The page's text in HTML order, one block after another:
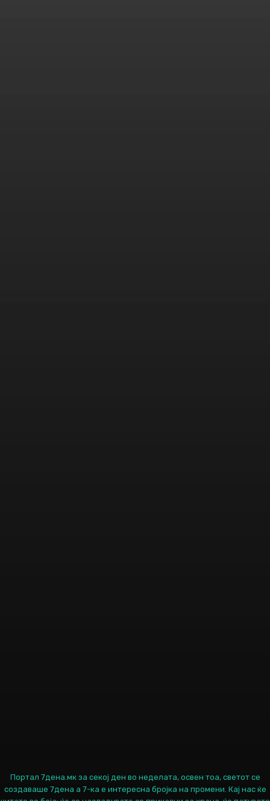
Портал 7дена.мк за секој ден во неделата, освен тоа, светот се
создаваше 7дена а 7-ка е интересна бројка на промени. Кај нас ќе